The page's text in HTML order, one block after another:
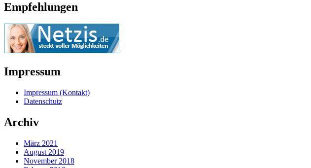
Empfehlungen
Impressum
Impressum (Kontakt)
Datenschutz
Archiv
März 2021
August 2019
November 2018